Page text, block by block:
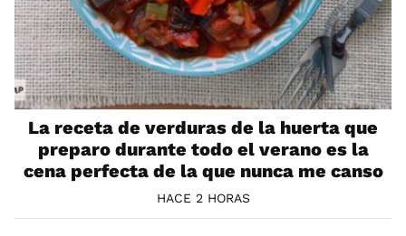
La receta de verduras de la huerta que
preparo durante todo el verano es la
cena perfecta de la que nunca me canso
HACE 2 HORAS